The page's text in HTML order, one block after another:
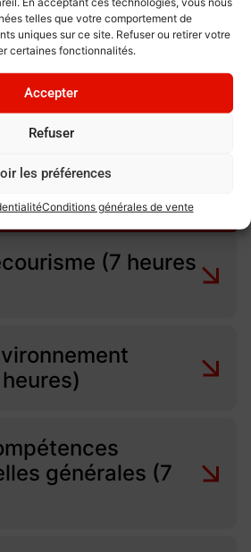
telles que votre comportement de
uniques sur ce site. Refuser ou retirer votre
certaines fonctionnalités.
Accepter
Refuser
les préférences
Conditions générales de vente
SST) : 364 euros
programme
le programme détaillé
(7 heures
générales (7